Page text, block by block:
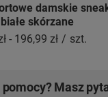
damskie
skórzane
- 196,99 zł / szt.
Masz